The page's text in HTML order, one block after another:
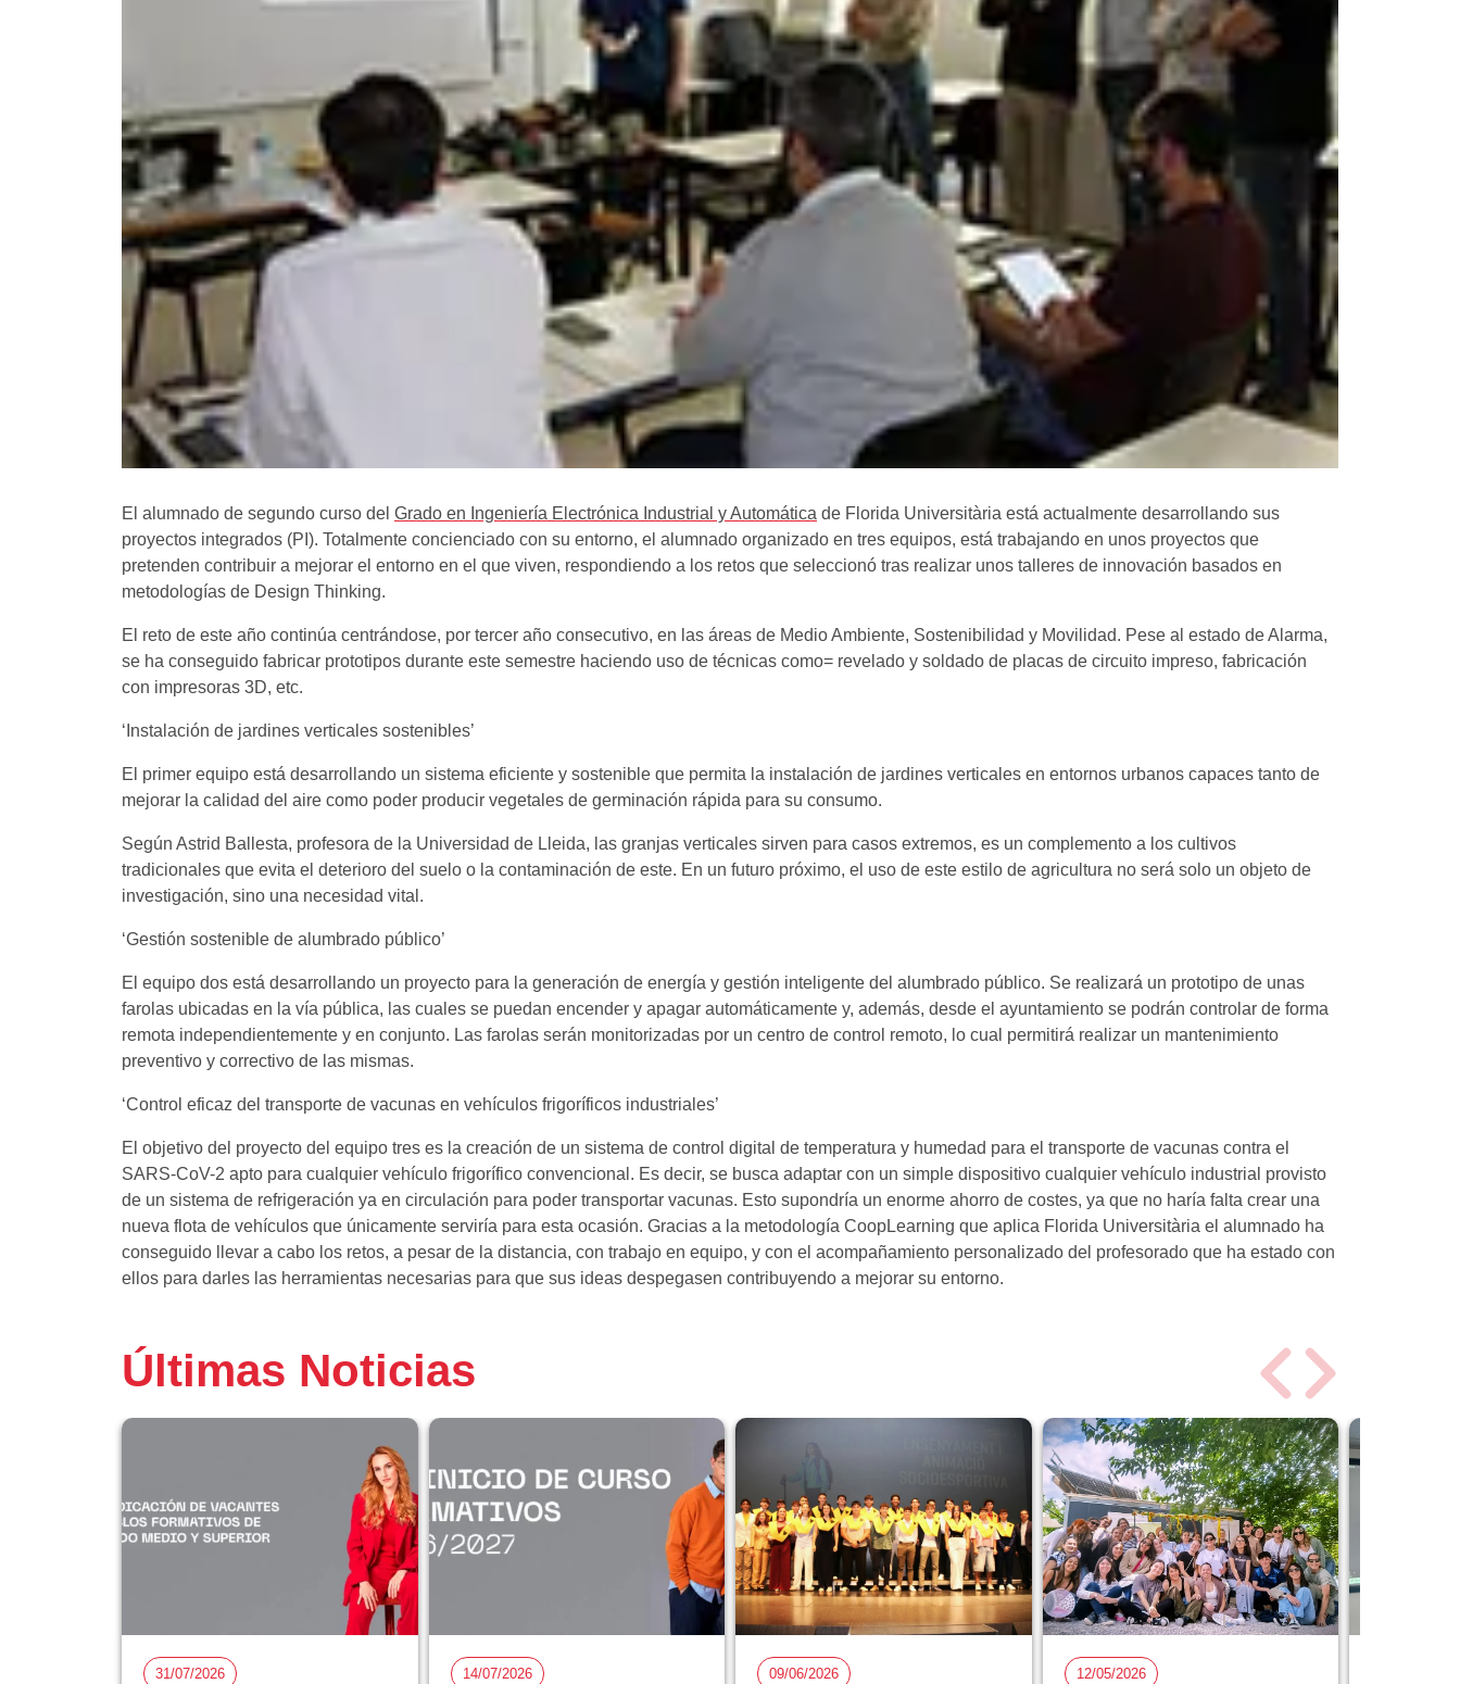
El alumnado de segundo curso del Grado en Ingeniería Electrónica Industrial y Automática de Florida Universitària está actualmente desarrollando sus
proyectos integrados (PI). Totalmente concienciado con su entorno, el alumnado organizado en tres equipos, está trabajando en unos proyectos que
pretenden contribuir a mejorar el entorno en el que viven, respondiendo a los retos que seleccionó tras realizar unos talleres de innovación basados en
metodologías de Design Thinking.
El reto de este año continúa centrándose, por tercer año consecutivo, en las áreas de Medio Ambiente, Sostenibilidad y Movilidad. Pese al estado de Alarma,
se ha conseguido fabricar prototipos durante este semestre haciendo uso de técnicas como= revelado y soldado de placas de circuito impreso, fabricación
con impresoras 3D, etc.
‘Instalación de jardines verticales sostenibles’
El primer equipo está desarrollando un sistema eficiente y sostenible que permita la instalación de jardines verticales en entornos urbanos capaces tanto de
mejorar la calidad del aire como poder producir vegetales de germinación rápida para su consumo.
Según Astrid Ballesta, profesora de la Universidad de Lleida, las granjas verticales sirven para casos extremos, es un complemento a los cultivos
tradicionales que evita el deterioro del suelo o la contaminación de este. En un futuro próximo, el uso de este estilo de agricultura no será solo un objeto de
investigación, sino una necesidad vital.
‘Gestión sostenible de alumbrado público’
El equipo dos está desarrollando un proyecto para la generación de energía y gestión inteligente del alumbrado público. Se realizará un prototipo de unas
farolas ubicadas en la vía pública, las cuales se puedan encender y apagar automáticamente y, además, desde el ayuntamiento se podrán controlar de forma
remota independientemente y en conjunto. Las farolas serán monitorizadas por un centro de control remoto, lo cual permitirá realizar un mantenimiento
preventivo y correctivo de las mismas.
‘Control eficaz del transporte de vacunas en vehículos frigoríficos industriales’
El objetivo del proyecto del equipo tres es la creación de un sistema de control digital de temperatura y humedad para el transporte de vacunas contra el
SARS-CoV-2 apto para cualquier vehículo frigorífico convencional. Es decir, se busca adaptar con un simple dispositivo cualquier vehículo industrial provisto
de un sistema de refrigeración ya en circulación para poder transportar vacunas. Esto supondría un enorme ahorro de costes, ya que no haría falta crear una
nueva flota de vehículos que únicamente serviría para esta ocasión. Gracias a la metodología CoopLearning que aplica Florida Universitària el alumnado ha
conseguido llevar a cabo los retos, a pesar de la distancia, con trabajo en equipo, y con el acompañamiento personalizado del profesorado que ha estado con
ellos para darles las herramientas necesarias para que sus ideas despegasen contribuyendo a mejorar su entorno.
Últimas Noticias
31/07/2026 14/07/2026 09/06/2026 12/05/2026